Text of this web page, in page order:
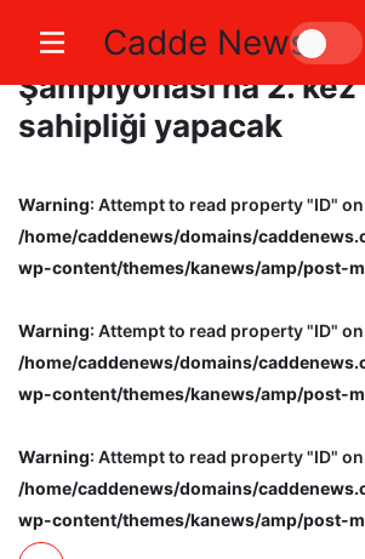
Cadde News
Erciyes, Dünya Kar
Şampiyonası’na 2.
sahipliği yapacak
Warning: Attempt to read property "ID"
/home/caddenews/domains/
wp-content/themes/kanews/amp/post-
Warning: Attempt to read property "ID"
/home/caddenews/domains/
wp-content/themes/kanews/amp/post-
Warning: Attempt to read property "ID"
/home/caddenews/domains/
wp-content/themes/kanews/amp/post-